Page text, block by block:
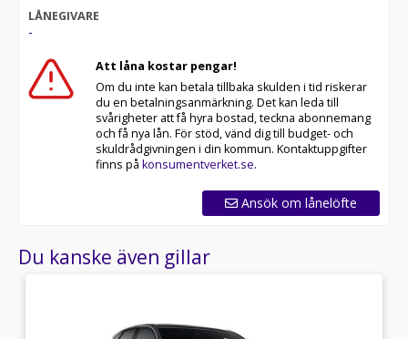
LÅNEGIVARE
-
Att låna kostar pengar!
Om du inte kan betala tillbaka skulden i tid riskerar
du en betalningsanmärkning. Det kan leda till
svårigheter att få hyra bostad, teckna abonnemang
och få nya lån. För stöd, vänd dig till budget- och
skuldrådgivningen i din kommun. Kontaktuppgifter
finns på konsumentverket.se.
Ansök om lånelöfte
Du kanske även gillar